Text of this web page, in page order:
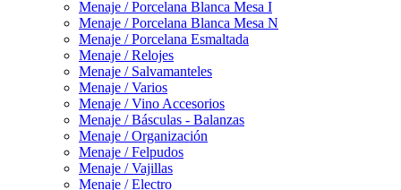
Menaje / Porcelana Blanca Mesa I
Menaje / Porcelana Blanca Mesa N
Menaje / Porcelana Esmaltada
Menaje / Relojes
Menaje / Salvamanteles
Menaje / Varios
Menaje / Vino Accesorios
Menaje / Básculas - Balanzas
Menaje / Organización
Menaje / Felpudos
Menaje / Vajillas
Menaje / Electro